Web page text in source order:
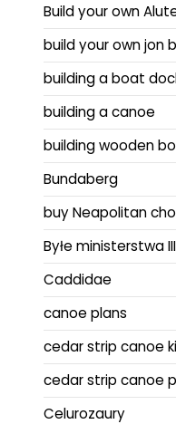
Build your own
build your own jon
building a boat
building a canoe
building wooden
Bundaberg
buy Neapolitan
Byłe ministerstwa
Caddidae
canoe plans
cedar strip canoe
cedar strip canoe
Celurozaury